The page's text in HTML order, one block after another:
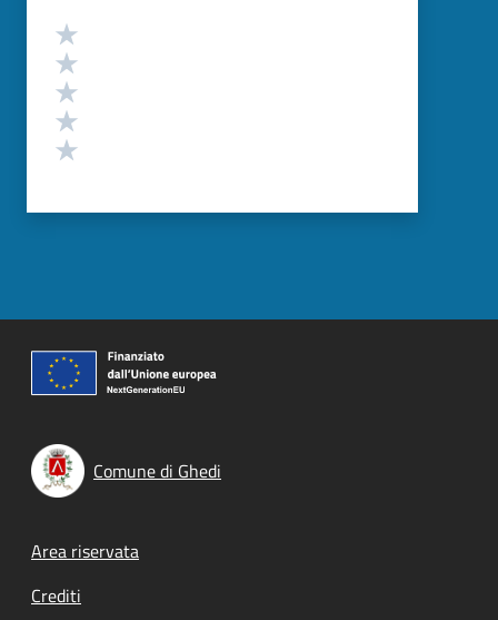
Valutazione
Comune di Ghedi
Footer menu
Area riservata
Crediti